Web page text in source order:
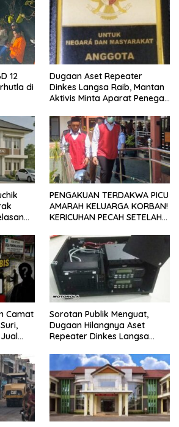
12
di
Dugaan Aset Repeater
Dinkes Langsa Raib, Mantan
Aktivis Minta Aparat Penegak
PENGAKUAN TERDAKWA PICU
AMARAH KELUARGA KORBAN!
KERICUHAN PECAH SETELAH
Camat
Sorotan Publik Menguat,
Dugaan Hilangnya Aset
Repeater Dinkes Langsa